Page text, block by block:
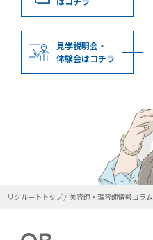
はコチラ
見学説明会・
体験会はコチラ
リクルートトップ 美容師・理容師情報コラム